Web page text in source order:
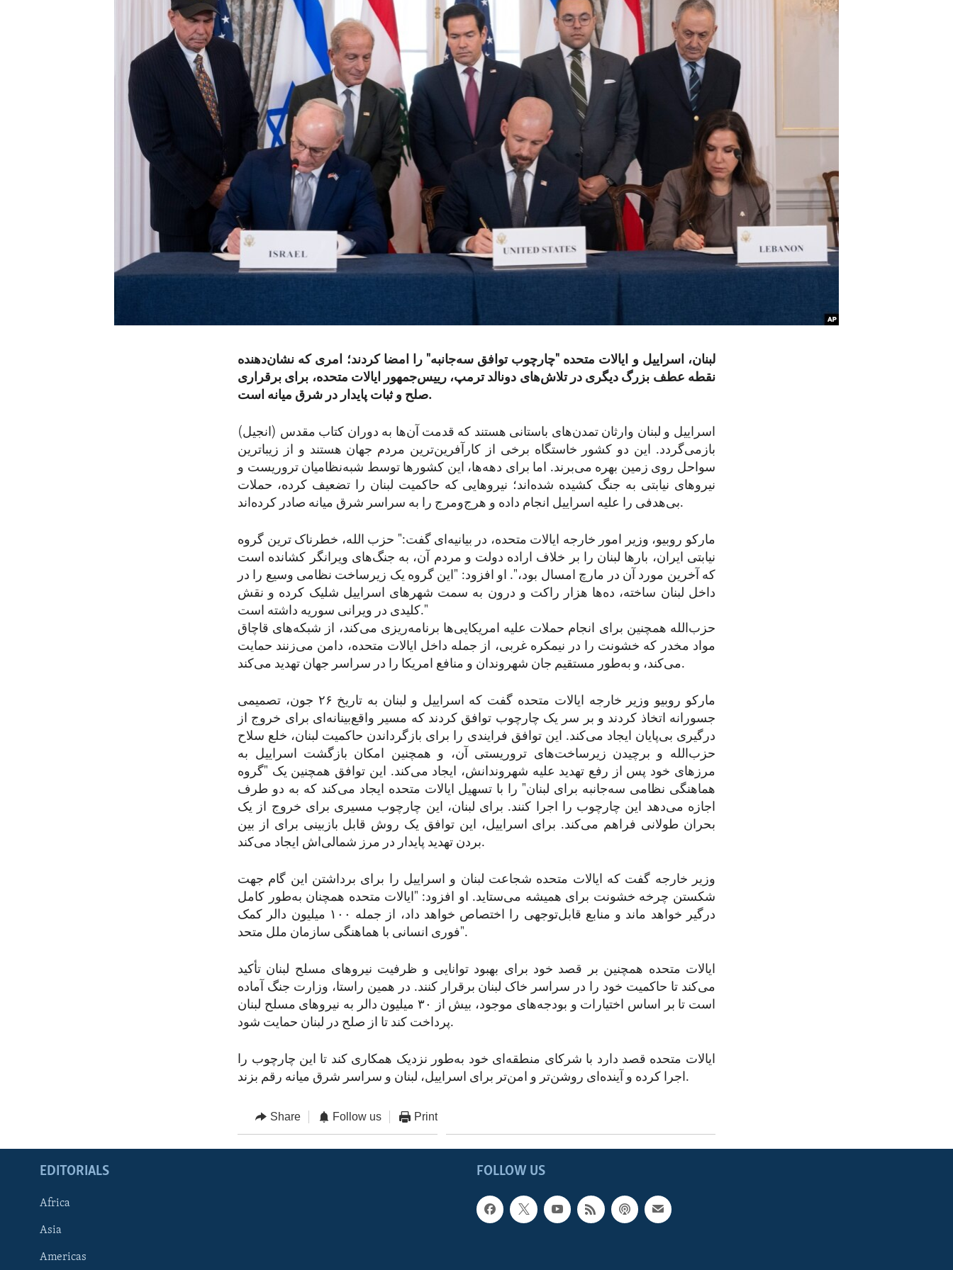
لبنان، اسراییل و ایالات متحده "چارچوب توافق سه‌جانبه" را امضا کردند؛ امری که نشان‌دهنده
نقطه عطف بزرگ دیگری در تلاش‌های دونالد ترمپ، رییس‌جمهور ایالات متحده، برای برقراری
صلح و ثبات پایدار در شرق میانه است.
اسراییل و لبنان وارثان تمدن‌های باستانی هستند که قدمت آن‌ها به دوران کتاب مقدس (انجیل)
بازمی‌گردد. این دو کشور خاستگاه برخی از کارآفرین‌ترین مردم جهان هستند و از زیباترین
سواحل روی زمین بهره می‌برند. اما برای دهه‌ها، این کشورها توسط شبه‌نظامیان تروریست و
نیروهای نیابتی به جنگ کشیده شده‌اند؛ نیروهایی که حاکمیت لبنان را تضعیف کرده، حملات
بی‌هدفی را علیه اسراییل انجام داده و هرج‌ومرج را به سراسر شرق میانه صادر کرده‌اند.
مارکو روبیو، وزیر امور خارجه ایالات متحده، در بیانیه‌ای گفت:" حزب الله، خطرناک ‌ترین گروه
نیابتی ایران، بارها لبنان را بر خلاف اراده دولت و مردم آن، به جنگ‌های ویرانگر کشانده است
که آخرین مورد آن در مارچ امسال بود،". او افزود: "این گروه یک زیرساخت نظامی وسیع را در
داخل لبنان ساخته، ده‌ها هزار راکت و درون به سمت شهرهای اسراییل شلیک کرده و نقش
کلیدی در ویرانی سوریه داشته است."
حزب‌الله همچنین برای انجام حملات علیه امریکایی‌ها برنامه‌ریزی می‌کند، از شبکه‌های قاچاق
مواد مخدر که خشونت را در نیمکره غربی، از جمله داخل ایالات متحده، دامن می‌زنند حمایت
می‌کند، و به‌طور مستقیم جان شهروندان و منافع امریکا را در سراسر جهان تهدید می‌کند.
مارکو روبیو وزیر خارجه ایالات متحده گفت که اسراییل و لبنان به تاریخ ۲۶ جون، تصمیمی
جسورانه اتخاذ کردند و بر سر یک چارچوب توافق کردند که مسیر واقع‌بینانه‌ای برای خروج از
درگیری بی‌پایان ایجاد می‌کند. این توافق فرایندی را برای بازگرداندن حاکمیت لبنان، خلع سلاح
حزب‌الله و برچیدن زیرساخت‌های تروریستی آن، و همچنین امکان بازگشت اسراییل به
مرزهای خود پس از رفع تهدید علیه شهروندانش، ایجاد می‌کند. این توافق همچنین یک "گروه
هماهنگی نظامی سه‌جانبه برای لبنان" را با تسهیل ایالات متحده ایجاد می‌کند که به دو طرف
اجازه می‌دهد این چارچوب را اجرا کنند. برای لبنان، این چارچوب مسیری برای خروج از یک
بحران طولانی فراهم می‌کند. برای اسراییل، این توافق یک روش قابل بازبینی برای از بین
بردن تهدید پایدار در مرز شمالی‌اش ایجاد می‌کند.
وزیر خارجه گفت که ایالات متحده شجاعت لبنان و اسراییل را برای برداشتن این گام جهت
شکستن چرخه خشونت برای همیشه می‌ستاید. او افزود: "ایالات متحده همچنان به‌طور کامل
درگیر خواهد ماند و منابع قابل‌توجهی را اختصاص خواهد داد، از جمله ۱۰۰ میلیون دالر کمک
فوری انسانی با هماهنگی سازمان ملل متحد".
ایالات متحده همچنین بر قصد خود برای بهبود توانایی و ظرفیت نیروهای مسلح لبنان تأکید
می‌کند تا حاکمیت خود را در سراسر خاک لبنان برقرار کنند. در همین راستا، وزارت جنگ آماده
است تا بر اساس اختیارات و بودجه‌های موجود، بیش از ۳۰ میلیون دالر به نیروهای مسلح لبنان
پرداخت کند تا از صلح در لبنان حمایت شود.
ایالات متحده قصد دارد با شرکای منطقه‌ای خود به‌طور نزدیک همکاری کند تا این چارچوب را
اجرا کرده و آینده‌ای روشن‌تر و امن‌تر برای اسراییل، لبنان و سراسر شرق میانه رقم بزند.
Share Follow us Print
FOLLOW US
EDITORIALS
Africa
Asia
Americas